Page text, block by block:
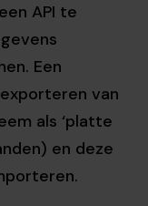
API te
Een
van
als ‘platte
en deze